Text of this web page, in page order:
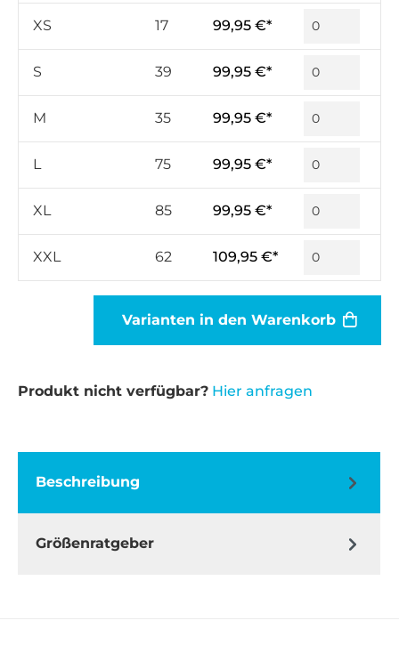
XS 17 99,95 €*
S 39 99,95 €*
M 35 99,95 €*
L 75 99,95 €*
XL 85 99,95 €*
XXL 62 109,95 €*
Varianten in den Warenkorb
Produkt nicht verfügbar? Hier anfragen
Beschreibung
Größenratgeber